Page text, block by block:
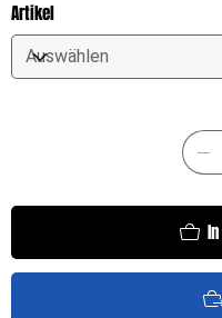
Artikel